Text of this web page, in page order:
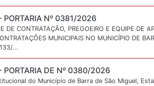
PORTARIA Nº 0381/2026
DE CONTRATAÇÃO, PREGOEIRO E EQUIPE DE
MUNICIPAIS NO MUNICÍPIO DE
...
PORTARIA DE Nº 0380/2026
do Município de Barra de São Miguel,